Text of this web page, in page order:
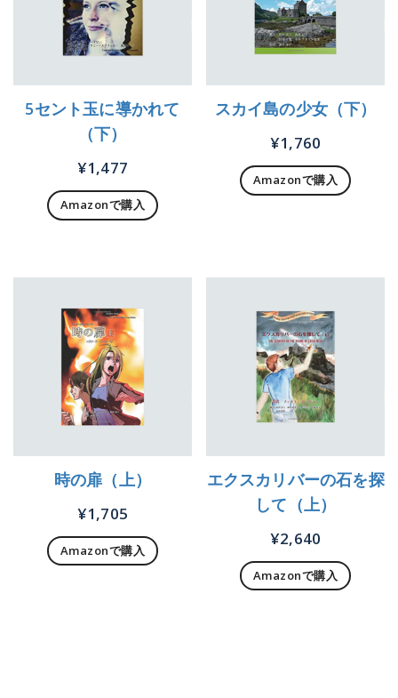
5セント玉に導かれて
（下）
¥1,477
Amazonで購入
スカイ島の少女（下）
¥1,760
Amazonで購入
時の扉（上）
¥1,705
Amazonで購入
エクスカリバーの石を探
して（上）
¥2,640
Amazonで購入